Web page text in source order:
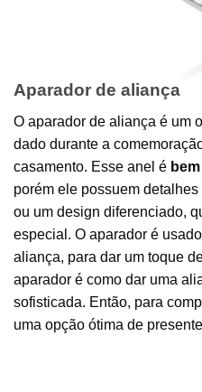
Aparador de aliança
O aparador de aliança é um
dado durante a
casamento. Esse anel é
porém ele possuem
ou um design diferenciado,
especial. O aparador é
aliança, para dar um toque
aparador é como dar uma
sofisticada. Então, para
uma opção ótima de